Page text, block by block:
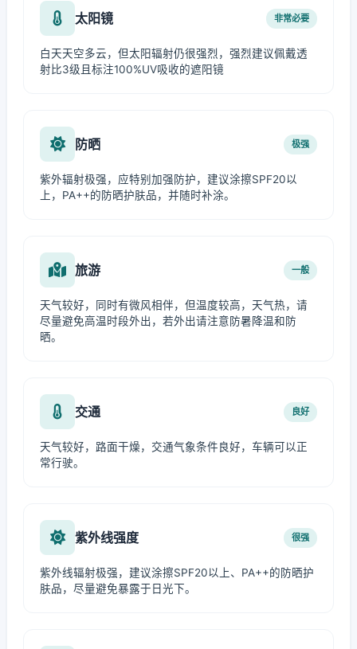
太阳镜 非常必要
白天天空多云，但太阳辐射仍很强烈，强烈建议佩戴透
射比3级且标注100%UV吸收的遮阳镜
防晒 极强
紫外辐射极强，应特别加强防护，建议涂擦SPF20以
上，PA++的防晒护肤品，并随时补涂。
旅游 一般
天气较好，同时有微风相伴，但温度较高，天气热，请
尽量避免高温时段外出，若外出请注意防暑降温和防
晒。
交通 良好
天气较好，路面干燥，交通气象条件良好，车辆可以正
常行驶。
紫外线强度 很强
紫外线辐射极强，建议涂擦SPF20以上、PA++的防晒护
肤品，尽量避免暴露于日光下。